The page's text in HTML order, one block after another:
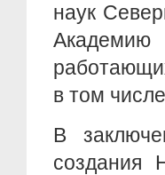
наук
в том
В
создания